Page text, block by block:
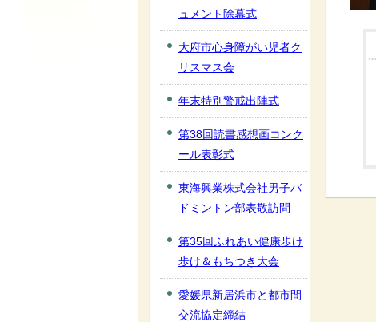
ュメント除幕式
大府市心身障がい児者ク
リスマス会
年末特別警戒出陣式
第38回読書感想画コンク
ール表彰式
東海興業株式会社男子バ
ドミントン部表敬訪問
第35回ふれあい健康歩け
歩け＆もちつき大会
愛媛県新居浜市と都市間
交流協定締結